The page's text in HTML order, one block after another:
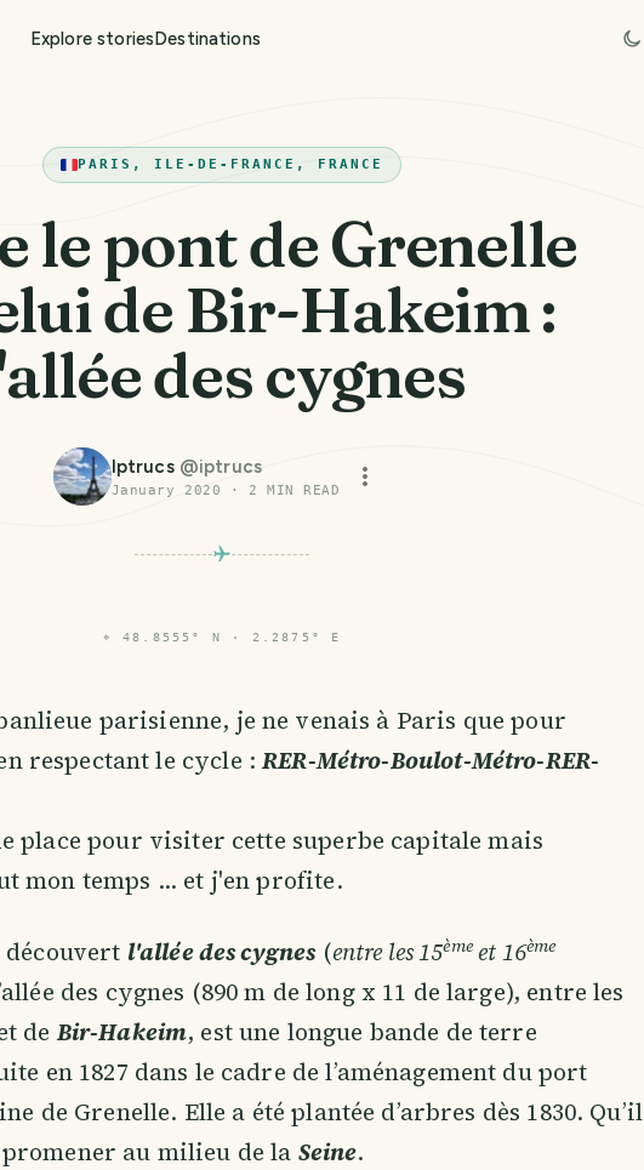
Explore storiesDestinations
PARIS, ILE-DE-FRANCE, FRANCE
le pont de Grenelle
de Bir-Hakeim :
des cygnes
Iptrucs @iptrucs
January 2020 · 2 MIN READ
⌖ 48.8555° N · 2.2875° E
parisienne, je ne venais à Paris que pour
respectant le cycle :RER-Métro-Boulot-Métro-RER-
place pour visiter cette superbe capitale mais
mon temps ... et j'en profite.
l'allée des cygnes (entre les 15èmeet 16ème
des cygnes (890 m de long x 11 de large), entre les
de Bir-Hakeim, est une longue bande de terre
en 1827 dans le cadre de l’aménagement du port
de Grenelle. Elle a été plantée d’arbres dès 1830. Qu’il
promener au milieu de la Seine.